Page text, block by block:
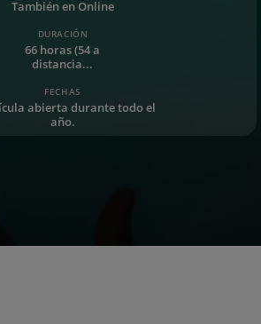
También en Online
DURACIÓN
66 horas (54 a
distancia...
FECHAS
abierta durante todo el
año.